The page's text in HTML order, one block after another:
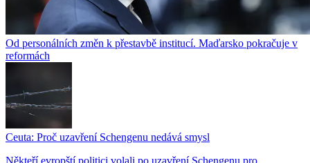
Od personálních změn k přestavbě institucí. Maďarsko pokračuje v
reformách
Ceuta: Proč uzavření Schengenu nedává smysl
Někteří evropští politici volali po uzavření Schengenu pro